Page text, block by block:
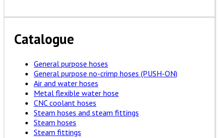
Catalogue
General purpose hoses
General purpose no-crimp hoses (PUSH-ON)
Air and water hoses
Metal flexible water hose
CNC coolant hoses
Steam hoses and steam fittings
Steam hoses
Steam fittings